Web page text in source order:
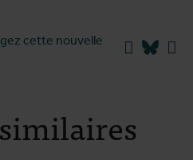
cette nouvelle
Facebook